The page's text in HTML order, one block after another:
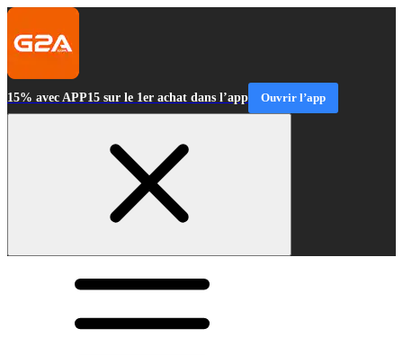
15% avec APP15 sur le 1er achat dans l’app Ouvrir l’app